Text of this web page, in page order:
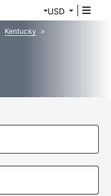
USD
Kentucky